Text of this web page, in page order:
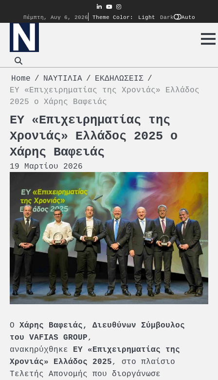
content
linkedin
youtube
instagram
Πέμπτη, Αυγ 6, 2026
Theme Color: Light Dark Auto
Home ΝΑΥΤΙΛΙΑ
ΕΚΔΗΛΩΣΕΙΣ
ΕΥ «Επιχειρηματίας της Χρονιάς» Ελλάδος
2025 ο Χάρης Βαφειάς
ΕΥ «Επιχειρηματίας της
Χρονιάς» Ελλάδος 2025 ο
Χάρης Βαφειάς
19 Μαρτίου 2026
Ο Χάρης Βαφειάς, Διευθύνων Σύμβουλος
του VAFIAS GROUP,
ανακηρύχθηκε ΕΥ
«Επιχειρηματίας της
Χρονιάς» Ελλάδος 2025, στο πλαίσιο
Τελετής Απονομής που διοργάνωσε